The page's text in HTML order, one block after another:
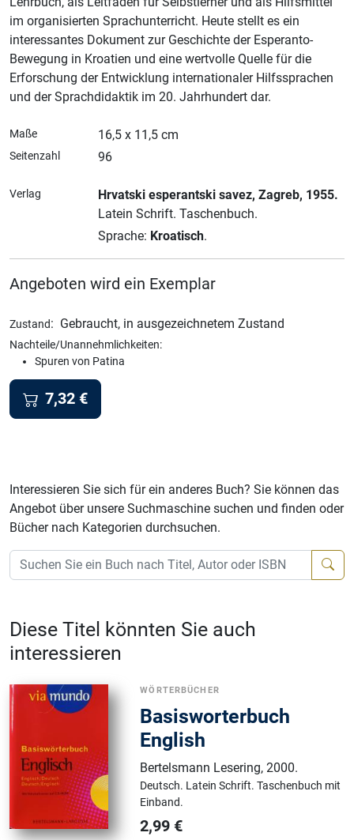
im organisierten Sprachunterricht. Heute stellt es ein
interessantes Dokument zur Geschichte der Esperanto-
Bewegung in Kroatien und eine wertvolle Quelle für die
Erforschung der Entwicklung internationaler Hilfssprachen
und der Sprachdidaktik im 20. Jahrhundert dar.
Maße 16,5 x 11,5 cm
Seitenzahl 96
Verlag Hrvatski esperantski savez, Zagreb, 1955.
Latein Schrift. Taschenbuch.
Sprache: Kroatisch.
Angeboten wird ein Exemplar
Zustand: Gebraucht, in ausgezeichnetem Zustand
Nachteile/Unannehmlichkeiten:
Spuren von Patina
7,32 €
Interessieren Sie sich für ein anderes Buch? Sie können das
Angebot über unsere Suchmaschine suchen und finden oder
Bücher nach Kategorien durchsuchen.
Diese Titel könnten Sie auch
interessieren
WÖRTERBÜCHER
Basisworterbuch
English
Bertelsmann Lesering,2000.
Deutsch. Latein Schrift.Taschenbuch mit
Einband.
2,99 €